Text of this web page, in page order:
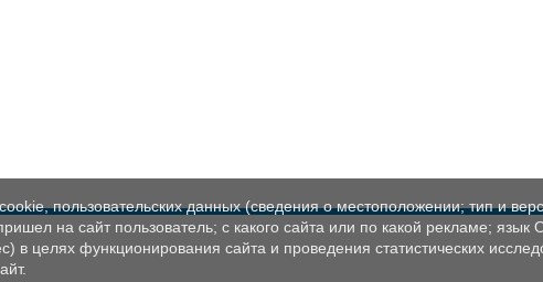
пользовательских данных (сведения о местоположении; тип и
на сайт пользователь; с какого сайта или по какой рекламе; язык
в целях функционирования сайта и проведения статистических